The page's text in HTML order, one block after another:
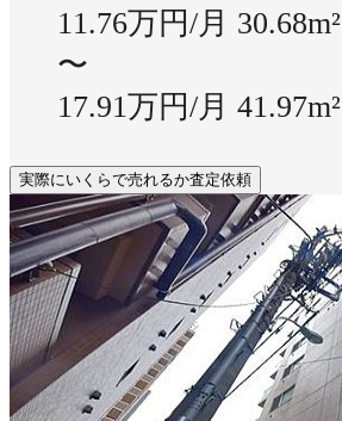
11.76万円/月 30.68m²
〜
17.91万円/月 41.97m²
実際にいくらで売れるか査定依頼